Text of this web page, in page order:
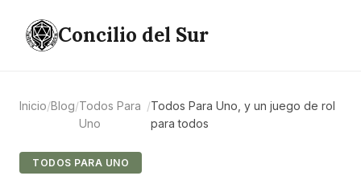
Concilio del Sur
Inicio/Blog/Todos Para
Uno
/Todos Para Uno, y un juego de rol
para todos
TODOS PARA UNO